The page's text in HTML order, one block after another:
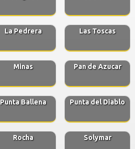
La Pedrera Las Toscas
Minas Pan de Azucar
Punta Ballena Punta del Diablo
Rocha Solymar